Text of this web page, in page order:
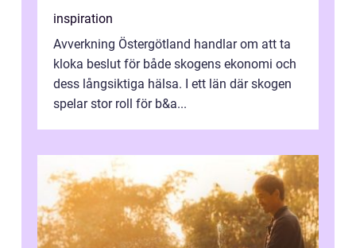
inspiration
Avverkning Östergötland handlar om att ta
kloka beslut för både skogens ekonomi och
dess långsiktiga hälsa. I ett län där skogen
spelar stor roll för b&a...